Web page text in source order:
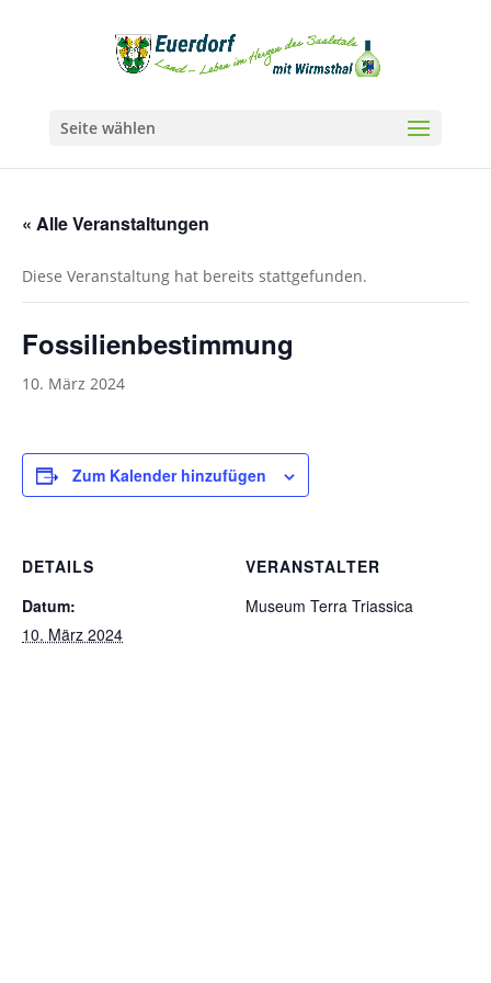
Seite wählen
« Alle Veranstaltungen
Diese Veranstaltung hat bereits stattgefunden.
Fossilienbestimmung
10. März 2024
Zum Kalender hinzufügen
DETAILS
Datum:
10. März 2024
VERANSTALTER
Museum Terra Triassica